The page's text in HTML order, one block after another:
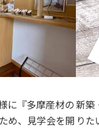
に『多摩産材の
め、見学会を開
新築
り